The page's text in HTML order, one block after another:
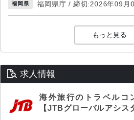
福岡県 福岡県庁 / 締切:2026年09月
もっと見る
求人情報
海外旅行のトラベルコ
【JTBグローバルアシス